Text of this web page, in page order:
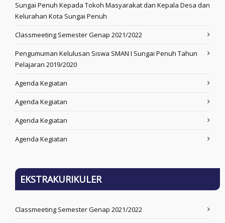
Sungai Penuh Kepada Tokoh Masyarakat dan Kepala Desa dan
Kelurahan Kota Sungai Penuh
Classmeeting Semester Genap 2021/2022
Pengumuman Kelulusan Siswa SMAN I Sungai Penuh Tahun
Pelajaran 2019/2020
Agenda Kegiatan
Agenda Kegiatan
Agenda Kegiatan
Agenda Kegiatan
EKSTRAKURIKULER
Classmeeting Semester Genap 2021/2022